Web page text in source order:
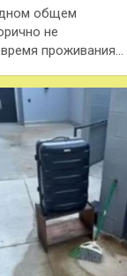
общем
не
проживания…